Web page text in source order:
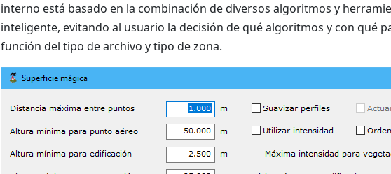
interno está basado en la combinación de diversos algoritmos y
inteligente, evitando al usuario la decisión de qué algoritmos y con qué
función del tipo de archivo y tipo de zona.